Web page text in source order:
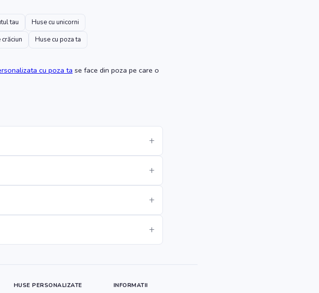
tau
Huse cu unicorni
Huse cu poza ta
cu poza ta se face din poza pe care o
HUSE PERSONALIZATE INFORMATII